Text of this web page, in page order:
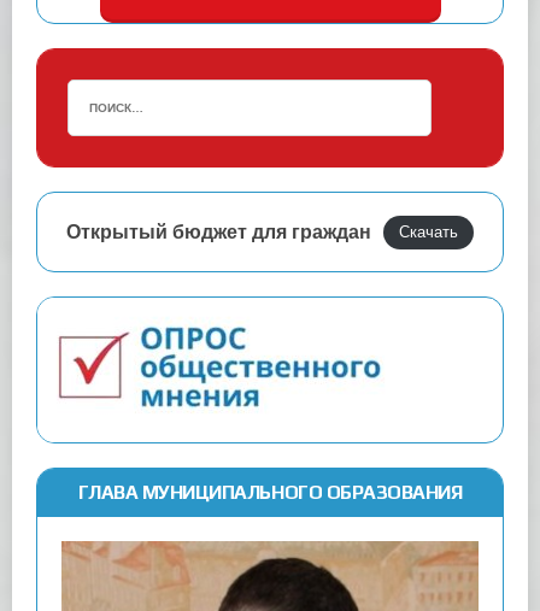
Открытый бюджет для граждан Скачать
ГЛАВА МУНИЦИПАЛЬНОГО ОБРАЗОВАНИЯ